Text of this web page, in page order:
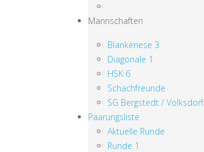
Mannschaften
Blankenese 3
Diagonale 1
HSK 6
Schachfreunde
SG Bergstedt / Volksdorf
Paarungsliste
Aktuelle Runde
Runde 1